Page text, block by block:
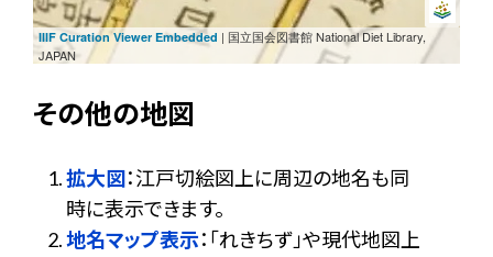
IIIF Curation Viewer Embedded | 国立国会図書館 National Diet Library,
JAPAN
その他の地図
拡大図：江戸切絵図上に周辺の地名も同
時に表示できます。
地名マップ表示：「れきちず」や現代地図上